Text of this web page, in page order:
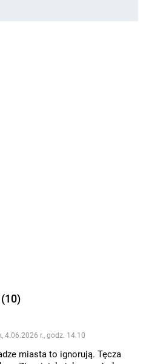
4.06.2026 r., godz. 14.10
miasta to ignorują. Tęcza